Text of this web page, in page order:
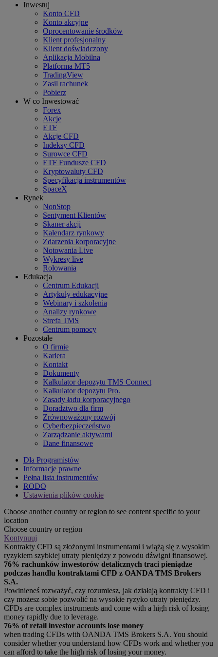
Inwestuj
Konto CFD
Konto akcyjne
Oprocentowanie środków
Klient profesjonalny
Klient doświadczony
Aplikacja Mobilna
Platforma MT5
TradingView
Zasil rachunek
Pobierz
W co Inwestować
Forex
Akcje
ETF
Akcje CFD
Indeksy CFD
Surowce CFD
ETF Fundusze CFD
Kryptowaluty CFD
Specyfikacja instrumentów
SpaceX
Rynek
NonStop
Sentyment Klientów
Skaner akcji
Kalendarz rynkowy
Zdarzenia korporacyjne
Notowania Live
Wykresy live
Rolowania
Edukacja
Centrum Edukacji
Artykuły edukacyjne
Webinary i szkolenia
Analizy rynkowe
Strefa TMS
Centrum pomocy
Pozostałe
O firmie
Kariera
Kontakt
Dokumenty
Kalkulator depozytu TMS Connect
Kalkulator depozytu Pro.
Zasady ładu korporacyjnego
Doradztwo dla firm
Zrównoważony rozwój
Cyberbezpieczeństwo
Zarządzanie aktywami
Dane finansowe
Dla Programistów
Informacje prawne
Pełna lista instrumentów
RODO
Ustawienia plików cookie
Choose another country or region to see content specific to your
location
Choose country or region
Kontynuuj
Kontrakty CFD są złożonymi instrumentami i wiążą się z wysokim
ryzykiem szybkiej utraty pieniędzy z powodu dźwigni finansowej.
76% rachunków inwestorów detalicznych traci pieniądze
podczas handlu kontraktami CFD z OANDA TMS Brokers
S.A.
Powinieneś rozważyć, czy rozumiesz, jak działają kontrakty CFD i
czy możesz sobie pozwolić na wysokie ryzyko utraty pieniędzy.
CFDs are complex instruments and come with a high risk of losing
money rapidly due to leverage.
76% of retail investor accounts lose money
when trading CFDs with OANDA TMS Brokers S.A. You should
consider whether you understand how CFDs work and whether you
can afford to take the high risk of losing your money.